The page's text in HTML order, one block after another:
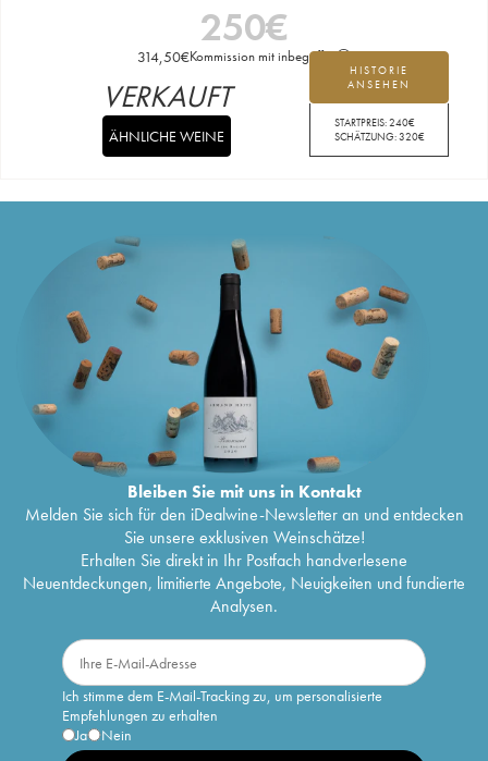
250€
314,50€Kommission mit inbegriffen
HISTORIE
ANSEHEN
STARTPREIS:240€
SCHÄTZUNG:320€
VERKAUFT
ÄHNLICHE WEINE
Bleiben Sie mit uns in Kontakt
Melden Sie sich für den iDealwine-Newsletter an und entdecken
Sie unsere exklusiven Weinschätze!
Erhalten Sie direkt in Ihr Postfach handverlesene
Neuentdeckungen, limitierte Angebote, Neuigkeiten und fundierte
Analysen.
Ich stimme dem E-Mail-Tracking zu, um personalisierte
Empfehlungen zu erhalten
Ja
Nein